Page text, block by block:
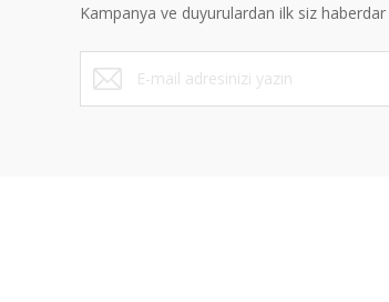
Ürün fiyatı diğer sitelerden daha pahalı.
Bu ürüne benzer farklı alternatifler
Kampanya ve duyurulardan ilk siz haberdar